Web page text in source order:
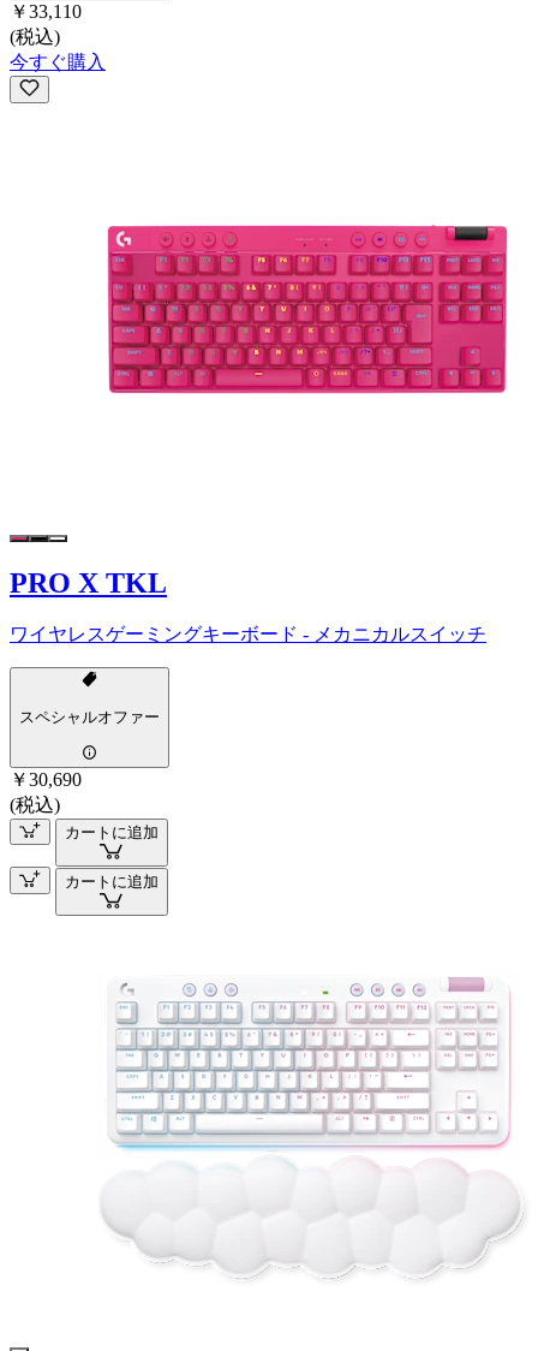
￥33,110
(税込)
今すぐ購入
PRO X TKL
ワイヤレスゲーミングキーボード - メカニカルスイッチ
スペシャルオファー
￥30,690
(税込)
カートに追加
カートに追加